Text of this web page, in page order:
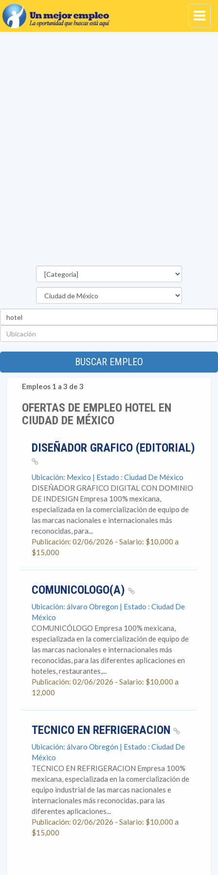
BUSCAR EMPLEO
Empleos 1 a 3 de 3
OFERTAS DE EMPLEO HOTEL EN
CIUDAD DE MÉXICO
DISEÑADOR GRAFICO (EDITORIAL)
Ubicación: Mexico | Estado : Ciudad De México
DISEÑADOR GRAFICO DIGITAL CON DOMINIO
DE INDESIGN Empresa 100% mexicana,
especializada en la comercialización de equipo de
las marcas nacionales e internacionales más
reconocidas, para...
Publicación: 02/06/2026 - Salario: $10,000 a
$15,000
COMUNICOLOGO(A)
Ubicación: álvaro Obregon | Estado : Ciudad De
México
COMUNICÓLOGO Empresa 100% mexicana,
especializada en la comercialización de equipo de
las marcas nacionales e internacionales más
reconocidas, para las diferentes aplicaciones en
hoteles, restaurantes,...
Publicación: 02/06/2026 - Salario: $10,000 a
12,000
TECNICO EN REFRIGERACION
Ubicación: álvaro Obregón | Estado : Ciudad De
México
TECNICO EN REFRIGERACION Empresa 100%
mexicana, especializada en la comercialización de
equipo industrial de las marcas nacionales e
internacionales más reconocidas, para las
diferentes aplicaciones...
Publicación: 02/06/2026 - Salario: $10,000 a
$15,000